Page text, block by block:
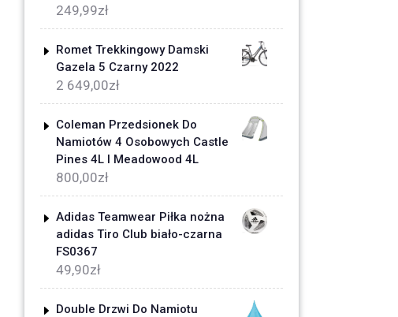
249,99zł
Romet Trekkingowy Damski
Gazela 5 Czarny 2022
2 649,00zł
Coleman Przedsionek Do
Namiotów 4 Osobowych Castle
Pines 4L I Meadowood 4L
800,00zł
Adidas Teamwear Piłka nożna
adidas Tiro Club biało-czarna
FS0367
49,90zł
Double Drzwi Do Namiotu